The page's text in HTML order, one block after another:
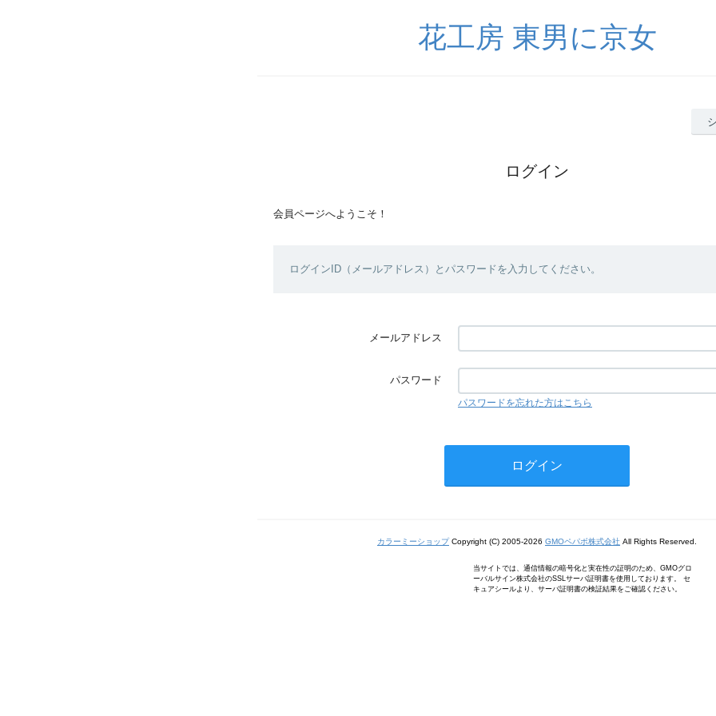
花工房 東男に京女
ログイン
会員ページへようこそ！
ログインID（メールアドレス）とパスワードを入力してください。
メールアドレス
パスワード
パスワードを忘れた方はこちら
カラーミーショップCopyright (C) 2005-2026 GMOペパボ株式会社 All Rights Reserved.
当サイトでは、通信情報の暗号化と実在性の証明のため、GMOグロ
ーバルサイン株式会社のSSLサーバ証明書を使用しております。 セ
キュアシールより、サーバ証明書の検証結果をご確認ください。